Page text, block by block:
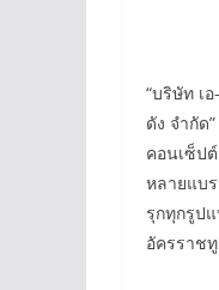
“บริษัท เ
ดัง จำกัด
คอนเซ็ป
หลายแบร
รุกทุกรูป
อัครราช